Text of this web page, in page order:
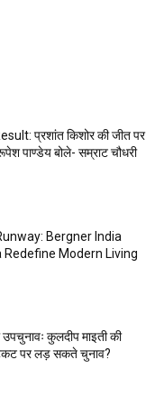
प्रशांत किशोर की जीत पर
पाण्डेय बोले- सम्राट चौधरी
Bergner India
Modern Living
कुलदीप माइती की
पर लड़ सकते चुनाव?